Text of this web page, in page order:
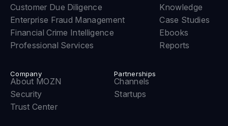
Customer Due Diligence
Enterprise Fraud Management
Financial Crime Intelligence
Professional Services
Knowledge
Case Studies
Ebooks
Reports
Company
About MOZN
Security
Trust Center
Partnerships
Channels
Startups